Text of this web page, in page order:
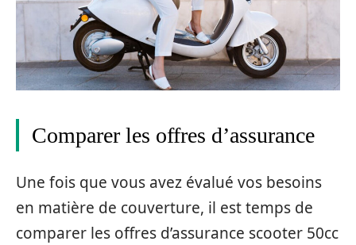
Comparer les offres d’assurance
Une fois que vous avez évalué vos besoins
en matière de couverture, il est temps de
comparer les offres d’assurance scooter 50cc